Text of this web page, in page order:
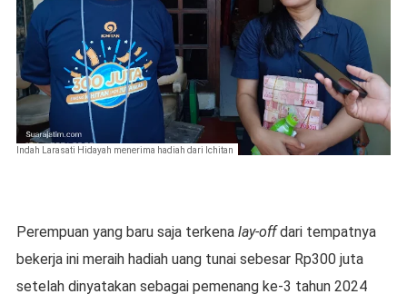
Indah Larasati Hidayah menerima hadiah dari Ichitan
Perempuan yang baru saja terkena lay-offdari tempatnya
bekerja ini meraih hadiah uang tunai sebesar Rp300 juta
setelah dinyatakan sebagai pemenang ke-3 tahun 2024